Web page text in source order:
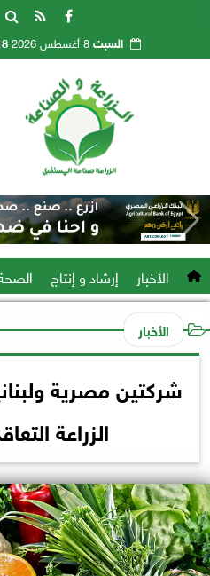
السبت8 أغسطس 2026
الأخبار إرشاد و إنتاج
الأخبار
شركتين مصرية
الزراعة